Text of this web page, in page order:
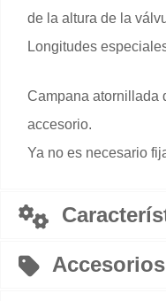
de la altura de la
Longitudes
Campana atornillada
accesorio.
Ya no es necesario
Accesorios